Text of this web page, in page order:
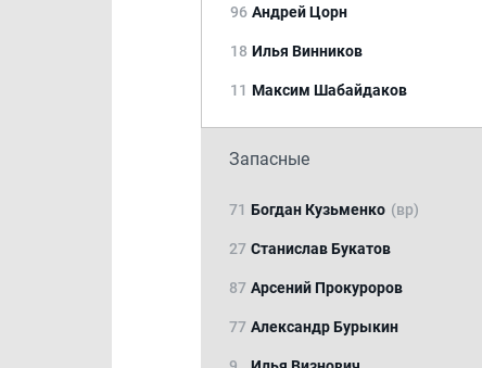
96 Андрей Цорн
18 Илья Винников
11 Максим Шабайдаков
Запасные
71 Богдан Кузьменко (вр)
27 Станислав Букатов
87 Арсений Прокуроров
77 Александр Бурыкин